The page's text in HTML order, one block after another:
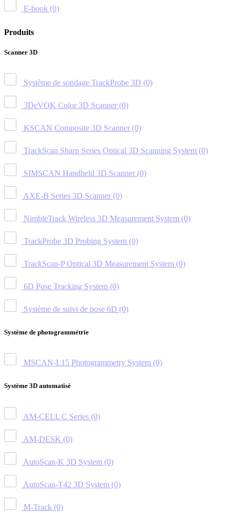
E-book (0)
Produits
Scanner 3D
Système de sondage TrackProbe 3D (0)
3DeVOK Color 3D Scanner (0)
KSCAN Composite 3D Scanner (0)
TrackScan Sharp Series Optical 3D Scanning System (0)
SIMSCAN Handheld 3D Scanner (0)
AXE-B Series 3D Scanner (0)
NimbleTrack Wireless 3D Measurement System (0)
TrackProbe 3D Probing System (0)
TrackScan-P Optical 3D Measurement System (0)
6D Pose Tracking System (0)
Système de suivi de pose 6D (0)
Système de photogrammétrie
MSCAN-L15 Photogrammetry System (0)
Système 3D automatisé
AM-CELL C Series (0)
AM-DESK (0)
AutoScan-K 3D System (0)
AutoScan-T42 3D System (0)
M-Track (0)